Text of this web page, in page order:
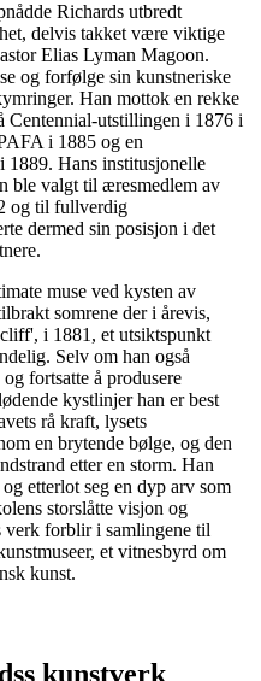
Richards utbredt
delvis takket være viktige
Elias Lyman Magoon.
og forfølge sin kunstneriske
Han mottok en rekke
Centennial-utstillingen i 1876 i
i 1885 og en
1889. Hans institusjonelle
ble valgt til æresmedlem av
og til fullverdig
dermed sin posisjon i det
muse ved kysten av
somrene der i årevis,
i 1881, et utsiktspunkt
Selv om han også
fortsatte å produsere
kystlinjer han er best
rå kraft, lysets
en brytende bølge, og den
etter en storm. Han
etterlot seg en dyp arv som
storslåtte visjon og
verk forblir i samlingene til
et vitnesbyrd om
kunst.
kunstverk